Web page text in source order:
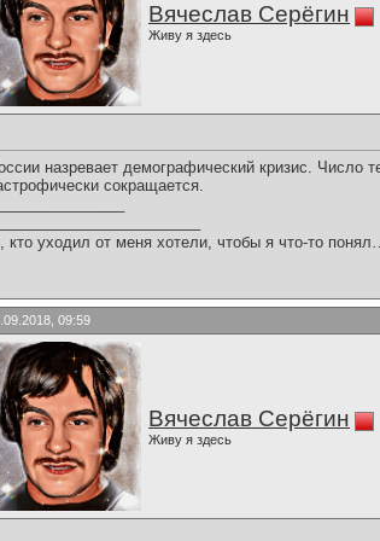
Вячеслав Серёгин
Живу я здесь
назревает демографический кризис. Число
сокращается.
кто уходил от меня хотели, чтобы я что-то
09:59
Вячеслав Серёгин
Живу я здесь